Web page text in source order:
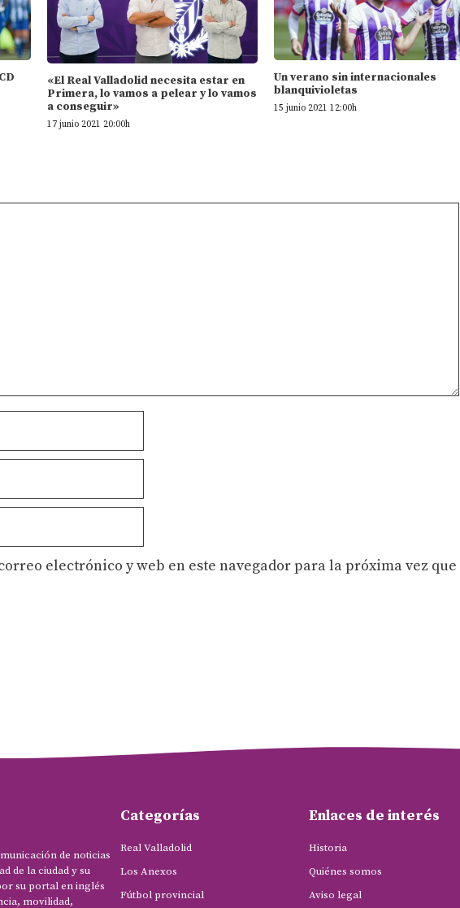
«El Real Valladolid necesita estar en
Primera, lo vamos a pelear y lo vamos
a conseguir»
17 junio 2021 20:00h
Un verano sin internacionales
blanquivioletas
15 junio 2021 12:00h
electrónico y web en este navegador para la próxima vez que
de noticias
de la ciudad y su
su portal en inglés
movilidad,
Categorías
Real Valladolid
Los Anexos
Fútbol provincial
Enlaces de interés
Historia
Quiénes somos
Aviso legal